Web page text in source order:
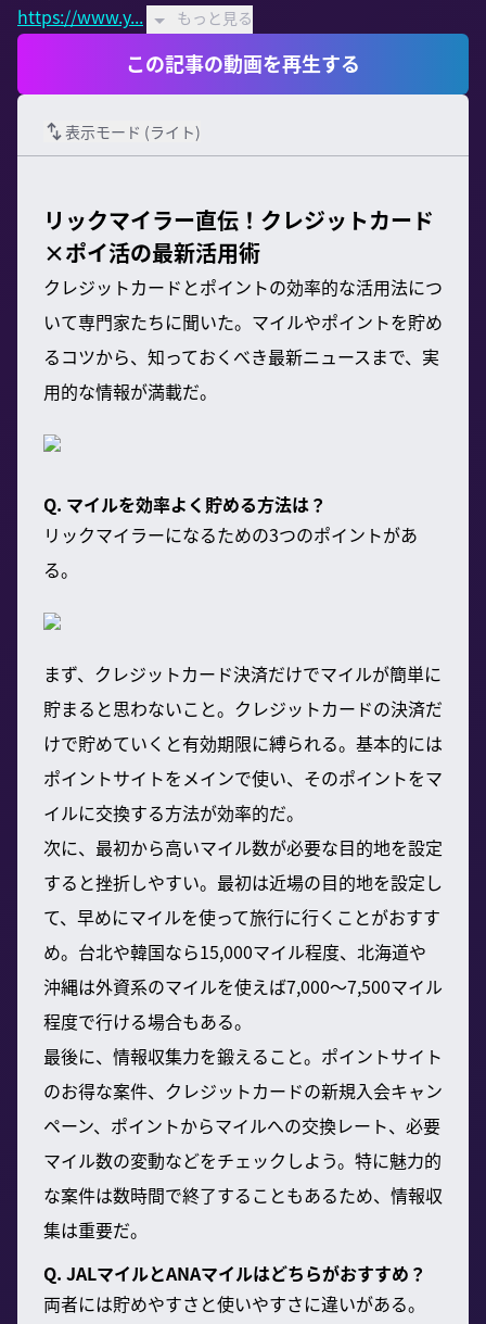
https://www.y... もっと見る
この記事の動画を再生する
表示モード (ライト)
リックマイラー直伝！クレジットカード
×ポイ活の最新活用術
クレジットカードとポイントの効率的な活用法につ
いて専門家たちに聞いた。マイルやポイントを貯め
るコツから、知っておくべき最新ニュースまで、実
用的な情報が満載だ。
Q. マイルを効率よく貯める方法は？
リックマイラーになるための3つのポイントがあ
る。
まず、クレジットカード決済だけでマイルが簡単に
貯まると思わないこと。クレジットカードの決済だ
けで貯めていくと有効期限に縛られる。基本的には
ポイントサイトをメインで使い、そのポイントをマ
イルに交換する方法が効率的だ。
次に、最初から高いマイル数が必要な目的地を設定
すると挫折しやすい。最初は近場の目的地を設定し
て、早めにマイルを使って旅行に行くことがおすす
め。台北や韓国なら15,000マイル程度、北海道や
沖縄は外資系のマイルを使えば7,000〜7,500マイル
程度で行ける場合もある。
最後に、情報収集力を鍛えること。ポイントサイト
のお得な案件、クレジットカードの新規入会キャン
ペーン、ポイントからマイルへの交換レート、必要
マイル数の変動などをチェックしよう。特に魅力的
な案件は数時間で終了することもあるため、情報収
集は重要だ。
Q. JALマイルとANAマイルはどちらがおすすめ？
両者には貯めやすさと使いやすさに違いがある。